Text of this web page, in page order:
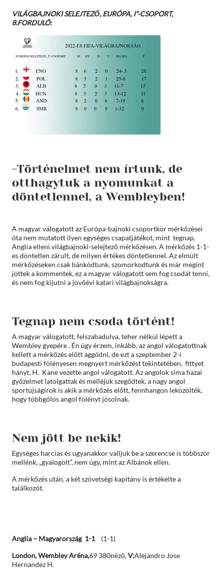
VILÁGBAJNOKI SELEJTEZŐ, EURÓPA, I”-CSOPORT,
8.FORDULÓ:
-Történelmet nem írtunk, de
otthagytuk a nyomunkat a
döntetlennel, a Wembleyben!
A magyar válogatott az Európa-bajnoki csoportkör mérkőzései
óta nem mutatott ilyen egységes csapatjátékot, mint tegnap,
Anglia elleni világbajnoki-selejtező mérkőzésen. A mérkőzés 1-1-
es döntetlen zárult, de milyen értékes döntetlennel. Az elmúlt
mérkőzéseken csak bánkódtunk, szomorkodtunk és már megint
jöttek a kommentek, ez a magyar válogatott sem fog csodát tenni,
és nem fog kijutni a jövőévi katari világbajnokságra.
Tegnap nem csoda történt!
A magyar válogatott, felszabadulva, teher nélkül lépett a
Wembley gyepére . Én úgy érzem, inkább, az angol válogatottnak
kellett a mérkőzés előtt aggódni, de ezt a szeptember 2-i
budapesti fölényesen megnyert mérkőzést tekintetében, fittyet
hányt, H. Kane vezette angol válogatott. Az angolok sima hazai
győzelmet latolgattak és melléjük szegődtek, a nagy angol
sportújságírok is akik a mérkőzés előtt, fennhangon leközölték,
hogy többgólos angol fölényt jósolnak.
Nem jött be nekik!
Egységes harcias és ugyanakkor valljuk be a szerencse is többször
mellénk, „gyalogolt”, nem úgy, mint az Albánok ellen.
A mérkőzés után, a két szövetségi kapitány is értékelte a
találkozót.
Anglia – Magyarország 1-1 (1-1)
London, Wembley Aréna,69 380néző,V:Alejandro Jose
Hernandez H.